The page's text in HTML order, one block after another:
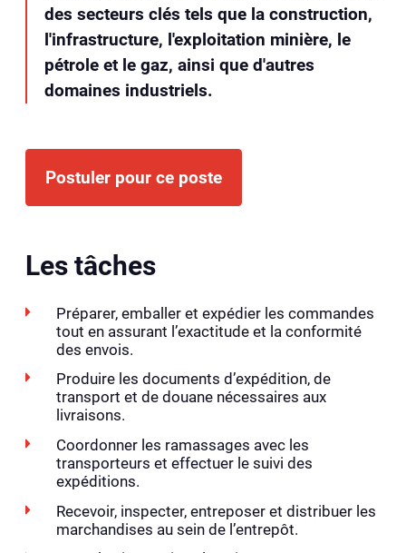
des secteurs clés tels que la construction,
l'infrastructure, l'exploitation minière, le
pétrole et le gaz, ainsi que d'autres
domaines industriels.
Postuler pour ce poste
Les tâches
Préparer, emballer et expédier les commandes
tout en assurant l’exactitude et la conformité
des envois.
Produire les documents d’expédition, de
transport et de douane nécessaires aux
livraisons.
Coordonner les ramassages avec les
transporteurs et effectuer le suivi des
expéditions.
Recevoir, inspecter, entreposer et distribuer les
marchandises au sein de l’entrepôt.